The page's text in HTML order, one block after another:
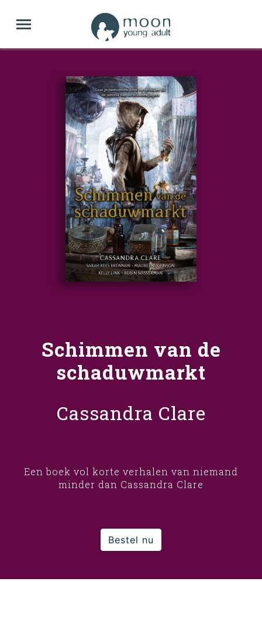
Schimmen van de
schaduwmarkt
Cassandra Clare
Een boek vol korte verhalen van niemand
minder dan Cassandra Clare
Bestel nu